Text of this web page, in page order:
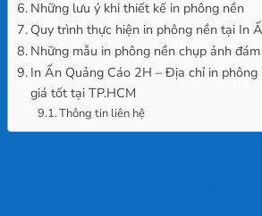
Những lưu ý khi thiết kế in phông nền
Quy trình thực hiện in phông nền tại In
Những mẫu in phông nền chụp ảnh
In Ấn Quảng Cáo 2H – Địa chỉ in
giá tốt tại TP.HCM
Thông tin liên hệ